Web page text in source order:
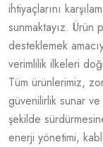
ihtiyaçlarını
sunmaktayız.
desteklemek
verimlilik ilkeleri
Tüm ürünlerimiz,
güvenilirlik sunar
şekilde
enerji yönetimi,